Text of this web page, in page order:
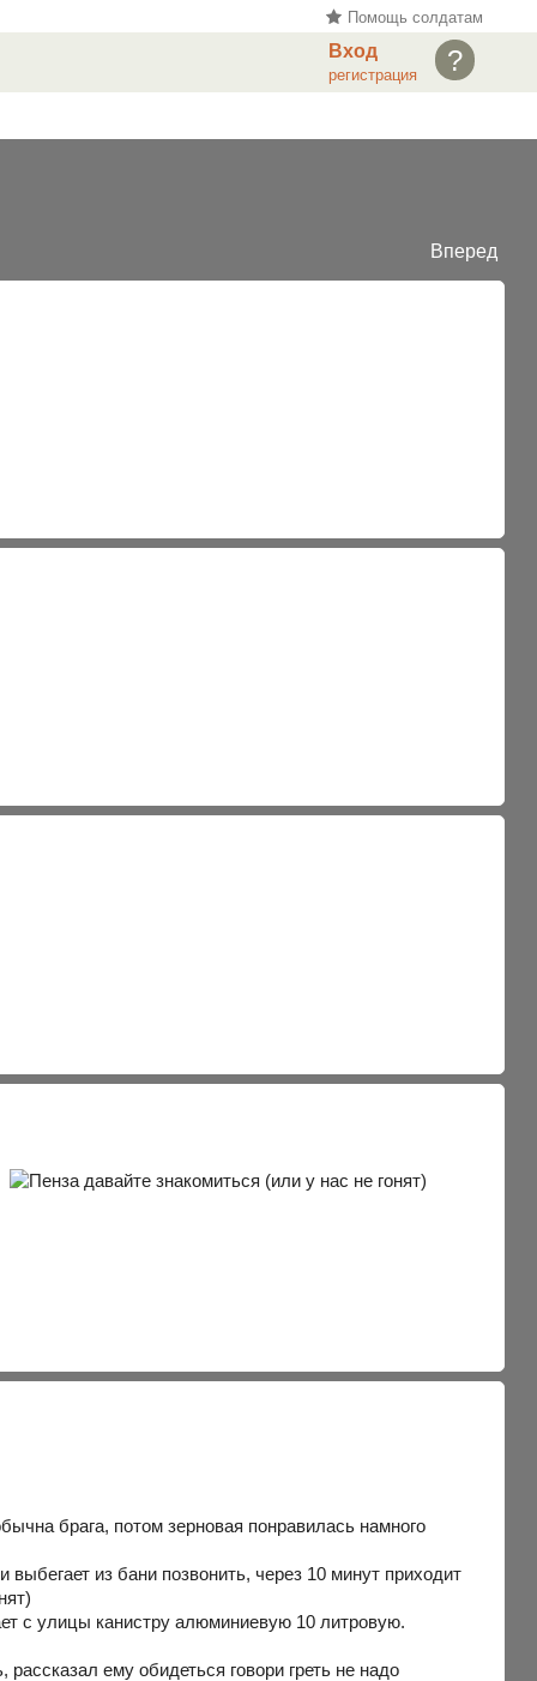
Помощь солдатам
?
Вход
регистрация
Вперед
брага, потом зерновая понравилась намного
из бани позвонить, через 10 минут приходит
с улицы канистру алюминиевую 10 литровую.
ему обидеться говори греть не надо